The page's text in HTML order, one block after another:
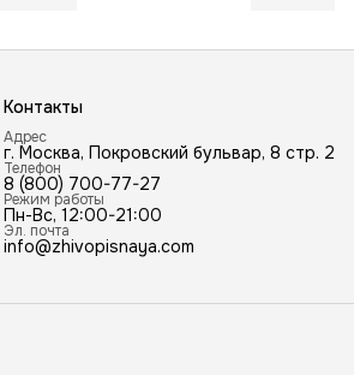
Контакты
Адрес
г. Москва, Покровский бульвар, 8 стр. 2
Телефон
8 (800) 700-77-27
Режим работы
Пн-Вс, 12:00-21:00
Эл. почта
info@zhivopisnaya.com